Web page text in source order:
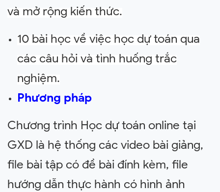
và mở rộng kiến thức.
10 bài học về việc học dự toán qua
các câu hỏi và tình huống trắc
nghiệm.
Phương pháp
Chương trình Học dự toán online tại
GXD là hệ thống các video bài giảng,
file bài tập có đề bài đính kèm, file
hướng dẫn thực hành có hình ảnh